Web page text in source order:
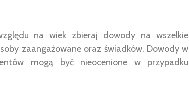
na wiek zbieraj dowody na wszelkie
zaangażowane oraz świadków. Dowody w
mogą być nieocenione w przypadku